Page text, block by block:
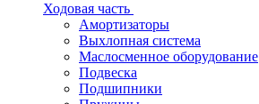
Ходовая часть
Амортизаторы
Выхлопная система
Маслосменное оборудование
Подвеска
Подшипники